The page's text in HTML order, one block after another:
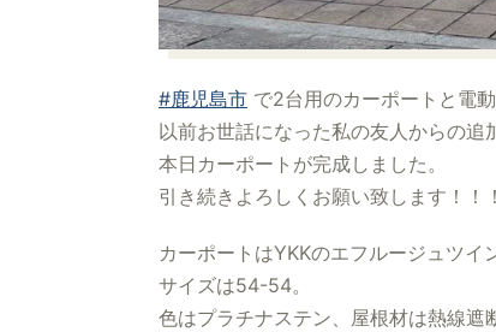
#鹿児島市 で2台用のカーポートと電
以前お世話になった私の友人からの追
本日カーポートが完成しました。
引き続きよろしくお願い致します！！！
カーポートはYKKのエフルージュツイ
サイズは54-54。
色はプラチナステン、屋根材は熱線遮